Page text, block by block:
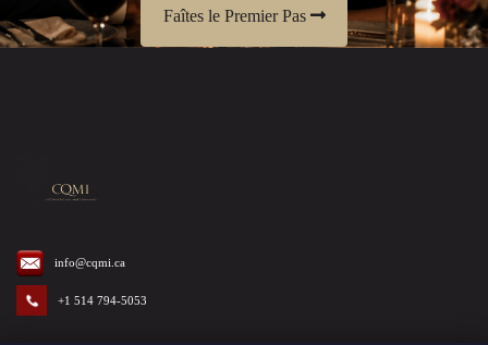
Faîtes le Premier Pas
info@cqmi.ca
+1 514 794-5053